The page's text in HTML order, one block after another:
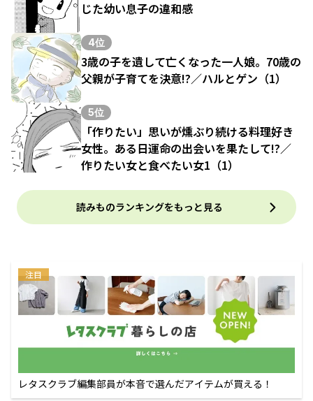
じた幼い息子の違和感
4位
3歳の子を遺して亡くなった一人娘。70歳の
父親が子育てを決意!?／ハルとゲン（1）
5位
「作りたい」思いが燻ぶり続ける料理好き
女性。ある日運命の出会いを果たして!?／
作りたい女と食べたい女1（1）
読みものランキングをもっと見る
注目
レタスクラブ編集部員が本音で選んだアイテムが買える！